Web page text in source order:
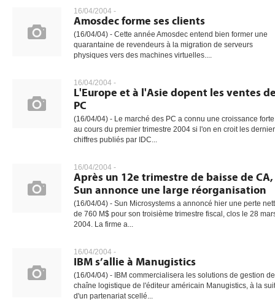
16/04/2004 -
Amosdec forme ses clients
(16/04/04) - Cette année Amosdec entend bien former une
quarantaine de revendeurs à la migration de serveurs
physiques vers des machines virtuelles....
16/04/2004 -
L'Europe et à l'Asie dopent les ventes
PC
(16/04/04) - Le marché des PC a connu une croissance forte
au cours du premier trimestre 2004 si l'on en croit les
chiffres publiés par IDC...
16/04/2004 -
Après un 12e trimestre de baisse de CA,
Sun annonce une large réorganisation
(16/04/04) - Sun Microsystems a annoncé hier une perte
de 760 M$ pour son troisième trimestre fiscal, clos le 28
2004. La firme a...
16/04/2004 -
IBM s’allie à Manugistics
(16/04/04) - IBM commercialisera les solutions de gestion de
chaîne logistique de l'éditeur américain Manugistics, à la
d'un partenariat scellé...